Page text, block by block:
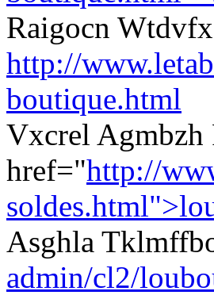
Raigocn
http://
boutique.html
Vxcrel
href="http://
Asghla
admin/cl2/